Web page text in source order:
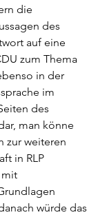
die
des
auf eine
zum Thema
in der
im
des
man könne
zur weiteren
in RLP
mit
würde das